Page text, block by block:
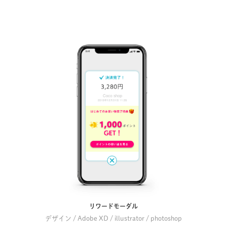
リワードモーダル
デザイン / Adobe XD / illustrator / photoshop